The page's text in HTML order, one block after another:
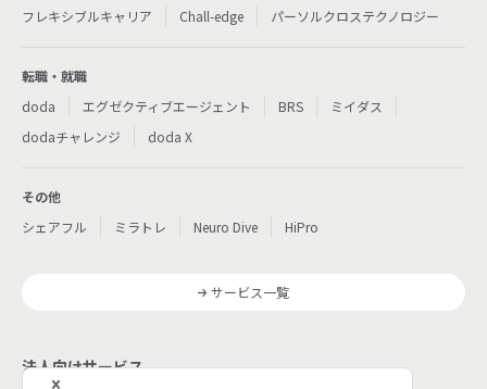
フレキシブルキャリア
Chall-edge パーソルクロステクノロジー
転職・就職
doda
エグゼクティブエージェント BRS
ミイダス
dodaチャレンジ
doda X
その他
シェアフル
ミラトレ Neuro Dive HiPro
サービス一覧
法人向けサービス